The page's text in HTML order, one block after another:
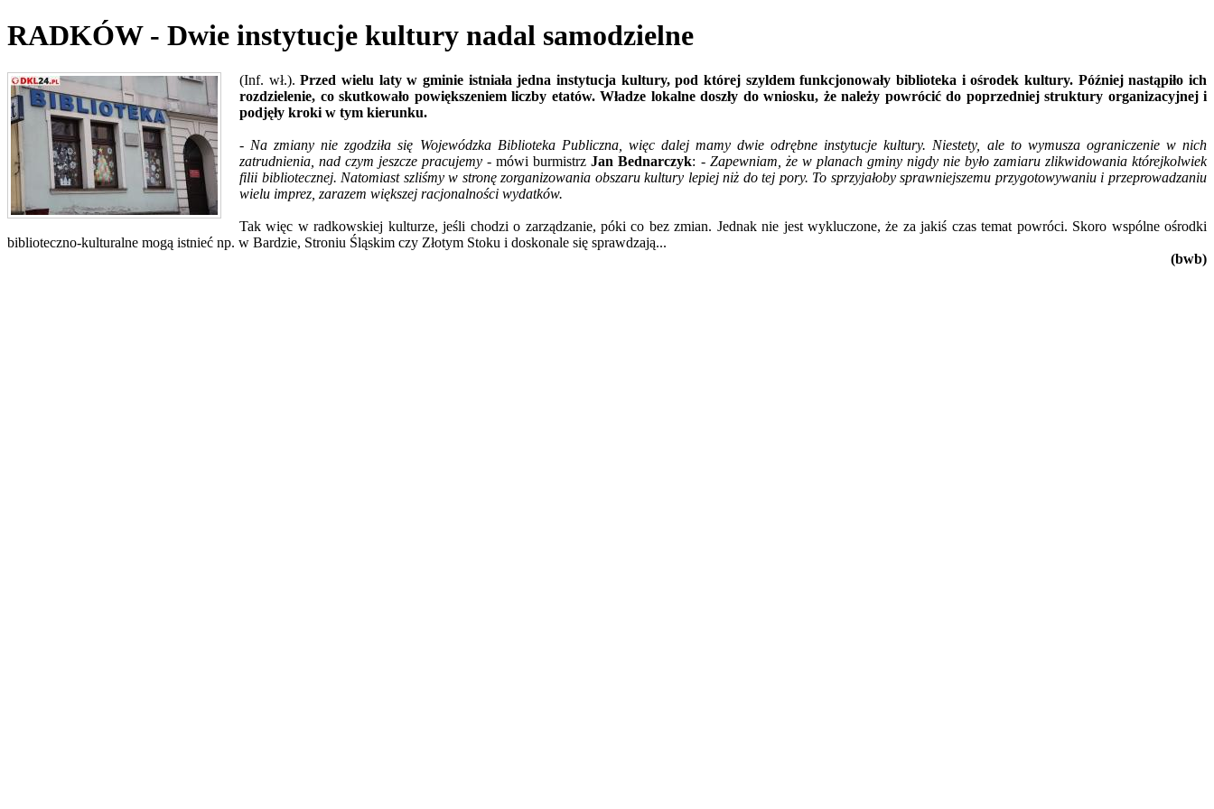
RADKÓW - Dwie instytucje kultury nadal samodzielne
(Inf. wł.).Przed wielu laty w gminie istniała jedna instytucja kultury, pod której szyldem funkcjonowały biblioteka i ośrodek kultury. Później nastąpiło ich
rozdzielenie, co skutkowało powiększeniem liczby etatów. Władze lokalne doszły do wniosku, że należy powrócić do poprzedniej struktury organizacyjnej i
podjęły kroki w tym kierunku.
- Na zmiany nie zgodziła się Wojewódzka Biblioteka Publiczna, więc dalej mamy dwie odrębne instytucje kultury. Niestety, ale to wymusza ograniczenie w nich
zatrudnienia, nad czym jeszcze pracujemy - mówi burmistrzJan Bednarczyk: - Zapewniam, że w planach gminy nigdy nie było zamiaru zlikwidowania którejkolwiek
filii bibliotecznej. Natomiast szliśmy w stronę zorganizowania obszaru kultury lepiej niż do tej pory. To sprzyjałoby sprawniejszemu przygotowywaniu i przeprowadzaniu
wielu imprez, zarazem większej racjonalności wydatków.
Tak więc w radkowskiej kulturze, jeśli chodzi o zarządzanie, póki co bez zmian. Jednak nie jest wykluczone, że za jakiś czas temat powróci. Skoro wspólne ośrodki
biblioteczno-kulturalne mogą istnieć np. w Bardzie, Stroniu Śląskim czy Złotym Stoku i doskonale się sprawdzają...
(bwb)